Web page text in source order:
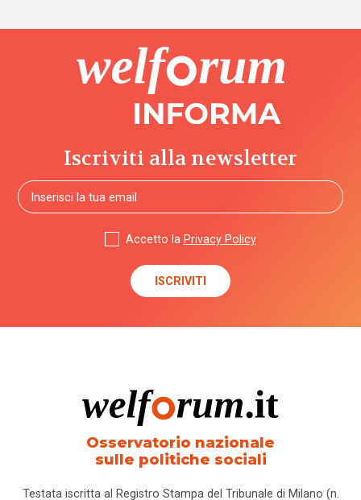
Iscriviti alla newsletter
Accetto la Privacy Policy
Osservatorio nazionale
sulle politiche sociali
Testata iscritta al Registro Stampa del Tribunale di Milano (n.